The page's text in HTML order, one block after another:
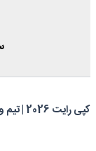
کپی رایت 2026 | تیم وب مسترینگ اینفوپارسه